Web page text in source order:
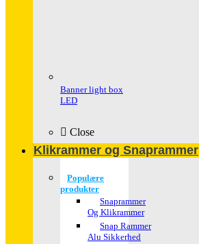
Banner light box
LED
Close
Klikrammer og Snaprammer
Populære
produkter
Snaprammer
Og Klikrammer
Snap Rammer
Alu Sikkerhed